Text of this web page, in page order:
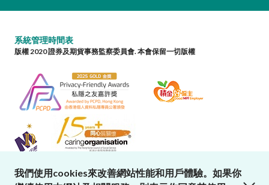
系統管理時間表
版權 2020 證券及期貨事務監察委員會. 本會保留一切版權
我們使用cookies來改善網站性能和用戶體驗。如果你
close cookies alert